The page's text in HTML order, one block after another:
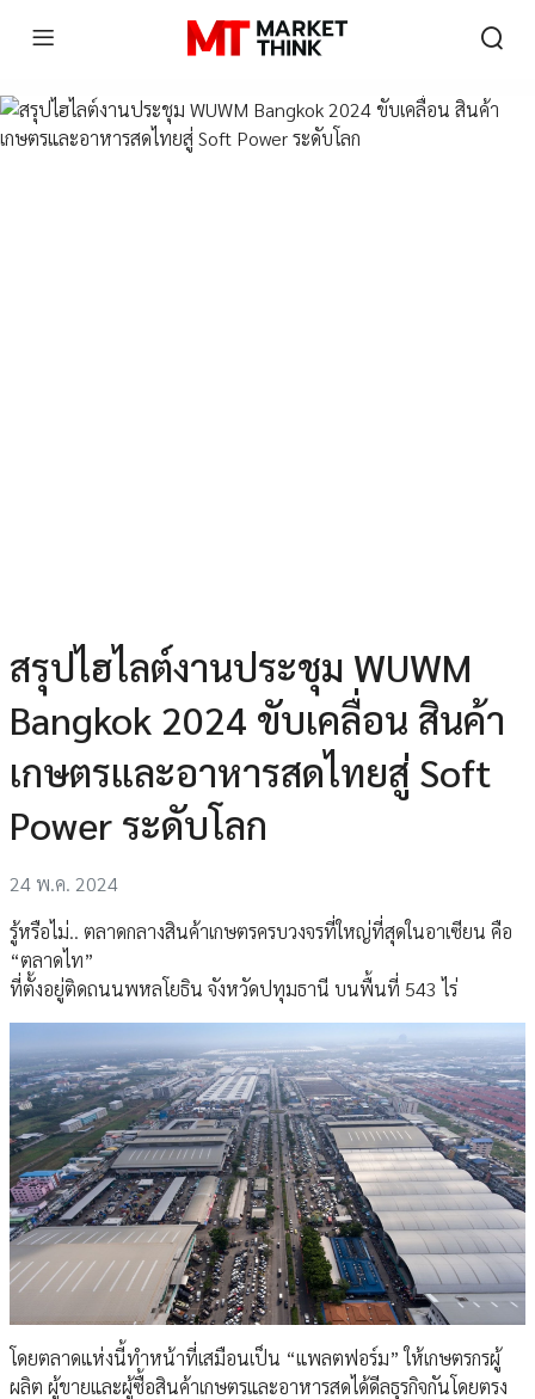
สรุปไฮไลต์งานประชุม WUWM
Bangkok 2024 ขับเคลื่อน สินค้า
เกษตรและอาหารสดไทยสู่ Soft
Power ระดับโลก
24 พ.ค. 2024
รู้หรือไม่.. ตลาดกลางสินค้าเกษตรครบวงจรที่ใหญ่ที่สุดในอาเซียน คือ
“ตลาดไท”
ที่ตั้งอยู่ติดถนนพหลโยธิน จังหวัดปทุมธานี บนพื้นที่ 543 ไร่
โดยตลาดแห่งนี้ทำหน้าที่เสมือนเป็น “แพลตฟอร์ม” ให้เกษตรกรผู้
ผลิต ผู้ขายและผู้ซื้อสินค้าเกษตรและอาหารสดได้ดีลธุรกิจกันโดยตรง